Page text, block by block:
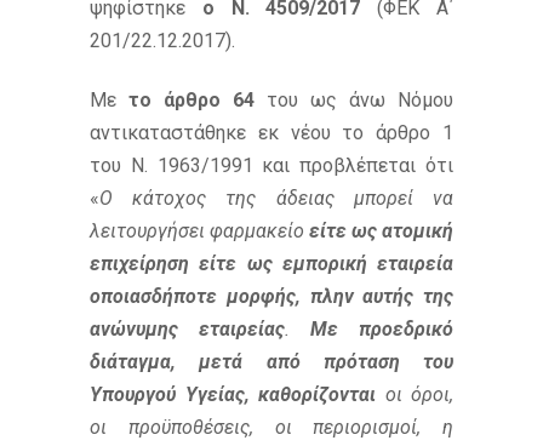
ψηφίστηκε ο Ν. 4509/2017 (ΦΕΚ Α΄
201/22.12.2017).
Με το άρθρο 64 του ως άνω Νόμου
αντικαταστάθηκε εκ νέου το άρθρο 1
του Ν. 1963/1991 και προβλέπεται ότι
«Ο κάτοχος της άδειας μπορεί να
λειτουργήσει φαρμακείο είτε ως ατομική
επιχείρηση είτε ως εμπορική εταιρεία
οποιασδήποτε μορφής, πλην αυτής της
ανώνυμης εταιρείας. Με προεδρικό
διάταγμα, μετά από πρόταση του
Υπουργού Υγείας, καθορίζονται οι όροι,
οι προϋποθέσεις, οι περιορισμοί, η